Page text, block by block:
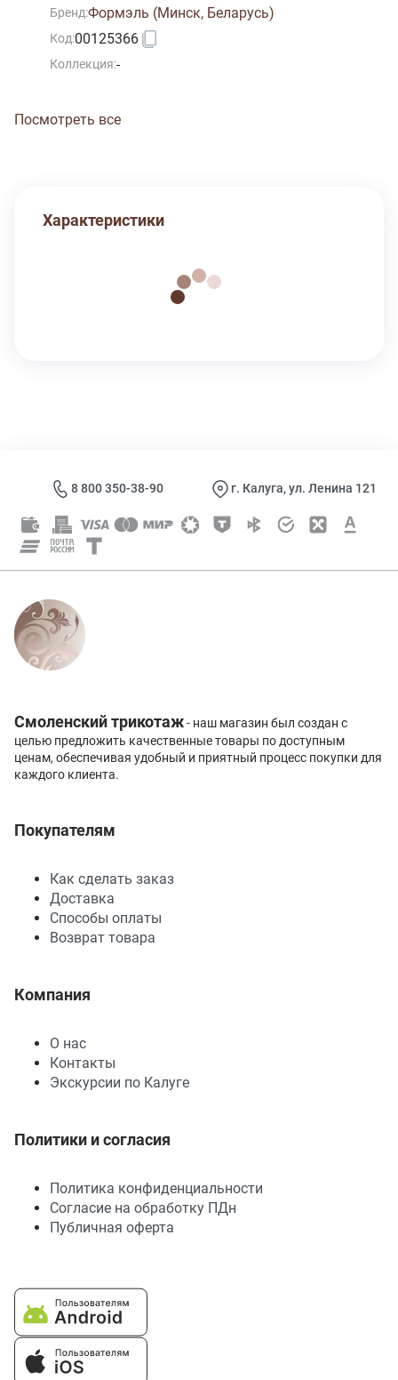
Бренд:Формэль (Минск, Беларусь)
Код:00125366
Коллекция:-
Посмотреть все
Характеристики
8 800 350-38-90 г. Калуга, ул. Ленина 121
Смоленский трикотаж- наш магазин был создан с
целью предложить качественные товары по доступным
ценам, обеспечивая удобный и приятный процесс покупки для
каждого клиента.
Покупателям
Как сделать заказ
Доставка
Способы оплаты
Возврат товара
Компания
О нас
Контакты
Экскурсии по Калуге
Политики и согласия
Политика конфиденциальности
Согласие на обработку ПДн
Публичная оферта